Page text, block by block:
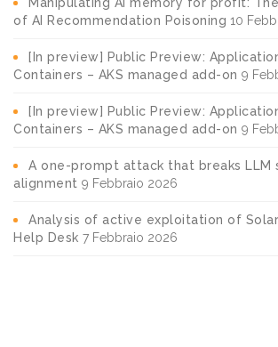
of AI Recommendation Poisoning 10
[In preview] Public Preview:
Containers – AKS managed add-on 9
[In preview] Public Preview:
Containers – AKS managed add-on 9
A one-prompt attack that breaks LLM
alignment 9 Febbraio 2026
Analysis of active exploitation of
Help Desk 7 Febbraio 2026